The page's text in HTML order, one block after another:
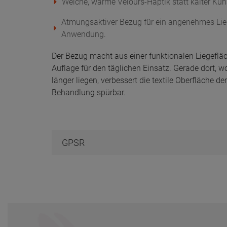
Atmungsaktiver Bezug für ein angenehmes
Anwendung.
Der Bezug macht aus einer funktionalen
Auflage für den täglichen Einsatz. Gerade dort,
länger liegen, verbessert die textile Oberfläche
Behandlung spürbar.
GPSR